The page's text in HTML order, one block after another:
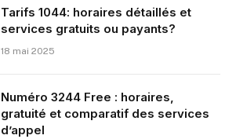
Tarifs 1044: horaires détaillés et
services gratuits ou payants?
18 mai 2025
Numéro 3244 Free : horaires,
gratuité et comparatif des services
d’appel